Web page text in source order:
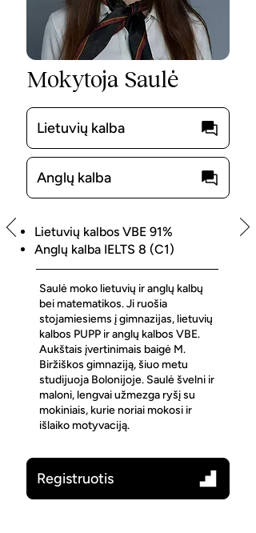
Mokytoja Saulė
Lietuvių kalba
Anglų kalba
Lietuvių kalbos VBE 91%
Anglų kalba IELTS 8 (C1)
Saulė moko lietuvių ir anglų kalbų
bei matematikos. Ji ruošia
stojamiesiems į gimnazijas, lietuvių
kalbos PUPP ir anglų kalbos VBE.
Aukštais įvertinimais baigė M.
Biržiškos gimnaziją, šiuo metu
studijuoja Bolonijoje. Saulė švelni ir
maloni, lengvai užmezga ryšį su
mokiniais, kurie noriai mokosi ir
išlaiko motyvaciją.
Registruotis